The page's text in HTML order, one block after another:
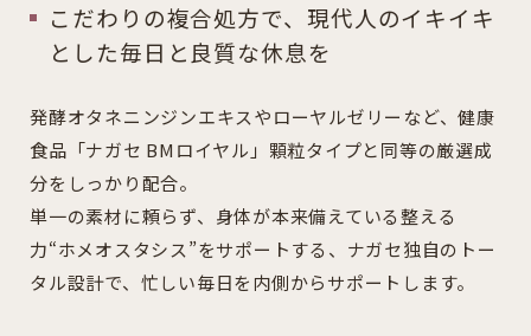
こだわりの複合処方で、現代人のイキイキ
とした毎日と良質な休息を
発酵オタネニンジンエキスやローヤルゼリーなど、健康
食品「ナガセ BMロイヤル」顆粒タイプと同等の厳選成
分をしっかり配合。
単一の素材に頼らず、身体が本来備えている整える
力“ホメオスタシス”をサポートする、ナガセ独自のトー
タル設計で、忙しい毎日を内側からサポートします。